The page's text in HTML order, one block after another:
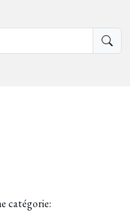
catégorie: